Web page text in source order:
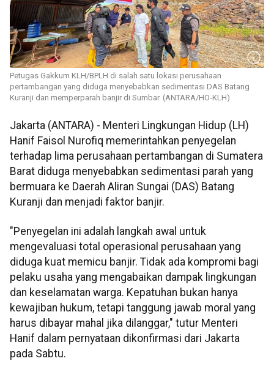
Petugas Gakkum KLH/BPLH di salah satu lokasi perusahaan
pertambangan yang diduga menyebabkan sedimentasi DAS Batang
Kuranji dan memperparah banjir di Sumbar. (ANTARA/HO-KLH)
Jakarta (ANTARA) - Menteri Lingkungan Hidup (LH)
Hanif Faisol Nurofiq memerintahkan penyegelan
terhadap lima perusahaan pertambangan di Sumatera
Barat diduga menyebabkan sedimentasi parah yang
bermuara ke Daerah Aliran Sungai (DAS) Batang
Kuranji dan menjadi faktor banjir.
"Penyegelan ini adalah langkah awal untuk
mengevaluasi total operasional perusahaan yang
diduga kuat memicu banjir. Tidak ada kompromi bagi
pelaku usaha yang mengabaikan dampak lingkungan
dan keselamatan warga. Kepatuhan bukan hanya
kewajiban hukum, tetapi tanggung jawab moral yang
harus dibayar mahal jika dilanggar," tutur Menteri
Hanif dalam pernyataan dikonfirmasi dari Jakarta
pada Sabtu.